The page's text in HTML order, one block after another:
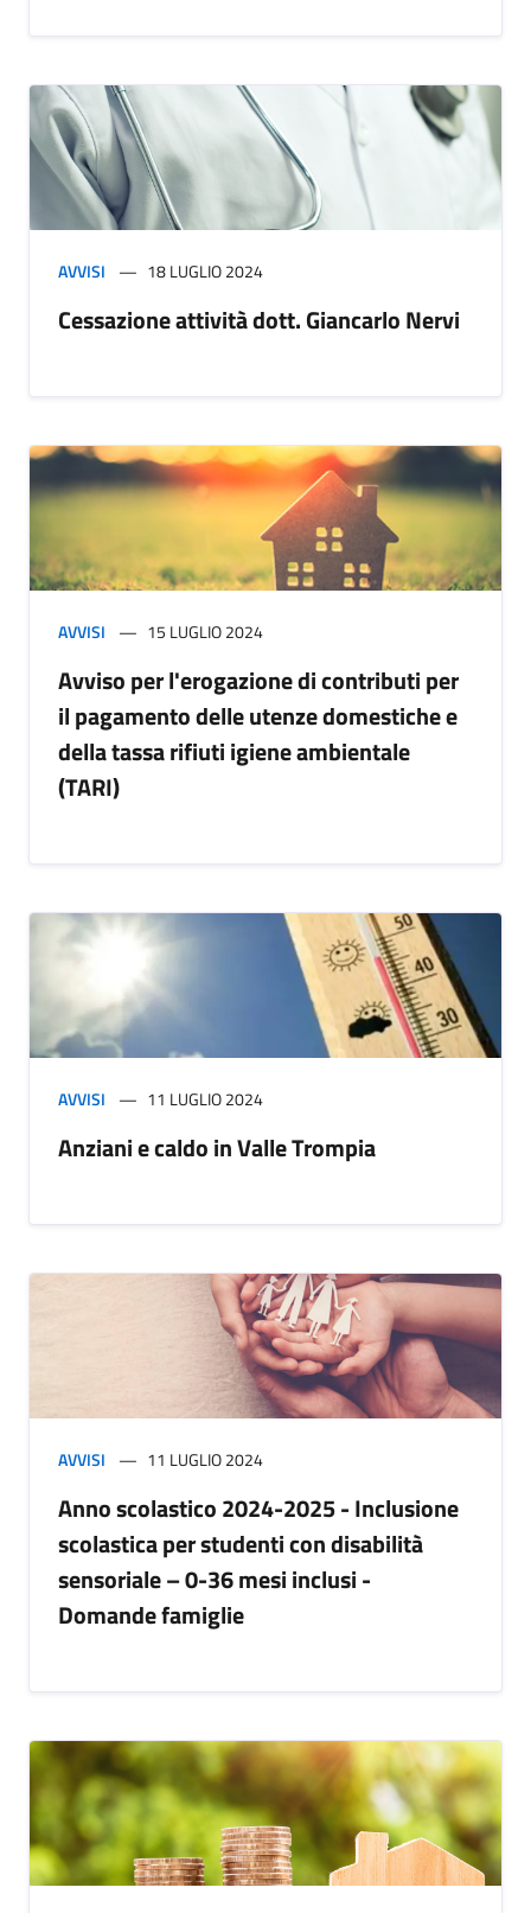
AVVISI 18 LUGLIO 2024
Cessazione attività dott. Giancarlo Nervi
AVVISI 15 LUGLIO 2024
Avviso per l'erogazione di contributi per
il pagamento delle utenze domestiche e
della tassa rifiuti igiene ambientale
(TARI)
AVVISI 11 LUGLIO 2024
Anziani e caldo in Valle Trompia
AVVISI 11 LUGLIO 2024
Anno scolastico 2024-2025 - Inclusione
scolastica per studenti con disabilità
sensoriale – 0-36 mesi inclusi -
Domande famiglie